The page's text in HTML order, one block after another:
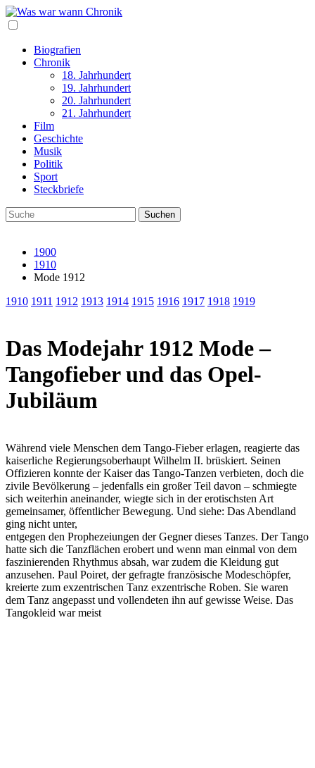
Biografien
Chronik
18. Jahrhundert
19. Jahrhundert
20. Jahrhundert
21. Jahrhundert
Film
Geschichte
Musik
Politik
Sport
Steckbriefe
1900
1910
Mode 1912
1910 1911 1912 1913 1914 1915 1916 1917 1918 1919
Das Modejahr 1912 Mode –
Tangofieber und das Opel-
Jubiläum
Während viele Menschen dem Tango-Fieber erlagen, reagierte das
kaiserliche Regierungsoberhaupt Wilhelm II. brüskiert. Seinen
Offizieren konnte der Kaiser das Tango-Tanzen verbieten, doch die
zivile Bevölkerung – jedenfalls ein großer Teil davon – schmiegte
sich weiterhin aneinander, wiegte sich in der erotischsten Art
gemeinsamer, öffentlicher Bewegung. Und siehe: Das Abendland
ging nicht unter,
entgegen den Prophezeiungen der Gegner dieses Tanzes. Der Tango
hatte sich die Tanzflächen erobert und wenn man einmal von dem
faszinierenden Rhythmus absah, war zudem die Kleidung gut
anzusehen. Paul Poiret, der gefragte französische Modeschöpfer,
kreierte zum exzentrischen Tanz exzentrische Roben. Sie waren
dem Tanz angepasst und vollendeten ihn auf gewisse Weise. Das
Tangokleid war meist